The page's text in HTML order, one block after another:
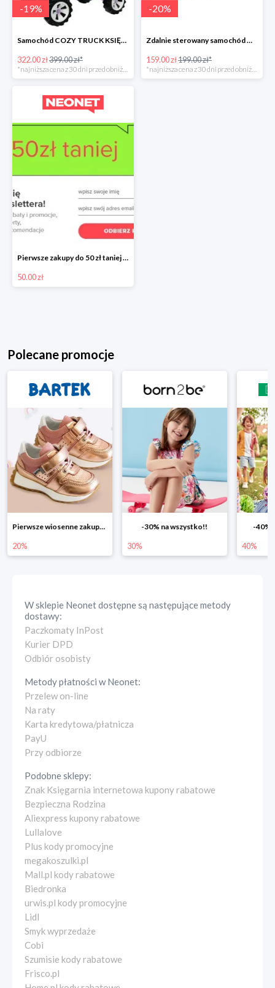
-19%
Samochód COZY TRUCK KSIĘŻNICZKI
322.00 zł399.00 zł*
*najniższa cena z 30 dni przed obniżką
-20%
Zdalnie sterowany samochód Q35
159.00 zł199.00 zł*
*najniższa cena z 30 dni przed obniżką
Pierwsze zakupy do 50 zł taniej przy zapisie do Newslettera Neonet
50.00 zł
Polecane promocje
-30% na wszystko!!
30%
-40% na drugą sztukę
40% 25%
W sklepie Neonetdostępne są następujące metody
dostawy:
Paczkomaty InPost
Kurier DPD
Odbiór osobisty
Metody płatności wNeonet:
Przelew on-line
Na raty
Karta kredytowa/płatnicza
PayU
Przy odbiorze
Podobne sklepy:
Znak Księgarnia internetowa kupony rabatowe
Bezpieczna Rodzina
Aliexpress kupony rabatowe
Lullalove
Plus kody promocyjne
megakoszulki.pl
Mall.pl kody rabatowe
Biedronka
urwis.pl kody promocyjne
Lidl
Smyk wyprzedaże
Cobi
Szumisie kody rabatowe
Frisco.pl